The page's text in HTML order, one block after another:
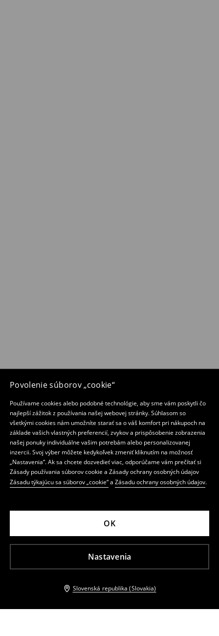
Povolenie súborov „cookie“
Používame cookies alebo podobné technológie, aby sme vám poskytli čo
najlepší zážitok z používania našej webovej stránky. Súhlasom so
všetkými cookies nám umožníte starať sa o váš komfort pri nákupoch na
základe vašich vlastných preferencií, zvykov a prispôsobenie zobrazenia
našej ponuky individuálne vašim potrebám alebo personalizovanej
inzercii. Svoj výber môžete kedykoľvek zmeniť kliknutím na možnosť
„Nastavenia“. Ak sa chcete dozvedieť viac, odporúčame vám prečítať si
Zásady používania súborov cookie a Zásady ochrany osobných údajov
Zásadu týkajúcu sa súborov „cookie“a Zásadu ochrany osobných údajov.
Nastavenia
OK
Slovenská republika (Slovakia)